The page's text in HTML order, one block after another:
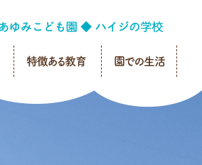
特徴ある教育 園での生活